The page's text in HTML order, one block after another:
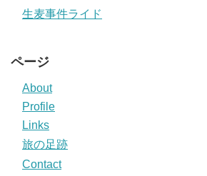
生麦事件ライド
ページ
About
Profile
Links
旅の足跡
Contact